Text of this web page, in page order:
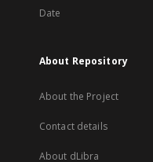
Date
About Repository
About the Project
Contact details
About dLibra